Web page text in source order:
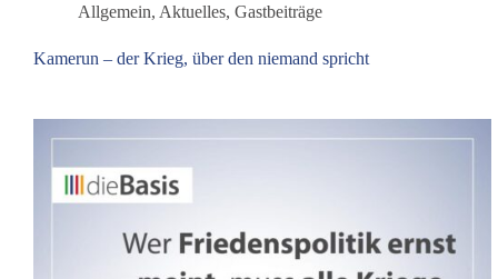
Allgemein, Aktuelles, Gastbeiträge
Kamerun – der Krieg, über den niemand spricht